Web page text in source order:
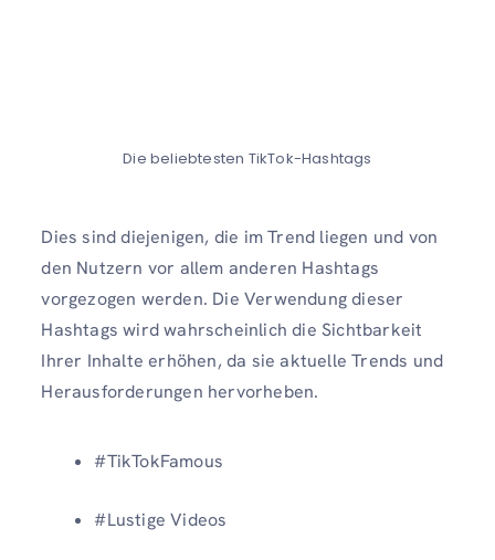
Die beliebtesten TikTok-Hashtags
Dies sind diejenigen, die im Trend liegen und von
den Nutzern vor allem anderen Hashtags
vorgezogen werden. Die Verwendung dieser
Hashtags wird wahrscheinlich die Sichtbarkeit
Ihrer Inhalte erhöhen, da sie aktuelle Trends und
Herausforderungen hervorheben.
#TikTokFamous
#Lustige Videos